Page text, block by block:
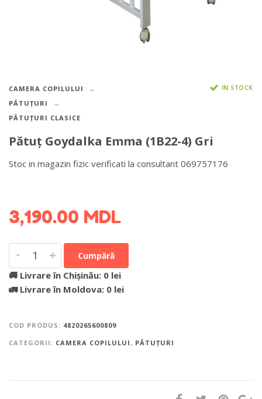
CAMERA COPILULUI
PĂTUȚURI
PĂTUȚURI CLASICE
IN STOCK
Pătuţ Goydalka Emma (1B22-4) Gri
Stoc in magazin fizic verificati la consultant 069757176
3,190.00 MDL
- + Cumpără
🚚 Livrare în Chișinău: 0 lei
🚛 Livrare în Moldova: 0 lei
COD PRODUS: 4820265600809
CATEGORII: CAMERA COPILULUI , PĂTUȚURI